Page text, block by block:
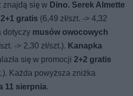
znajdą się w Dino. Serek Almette
2+1 gratis (6,49 zł/szt. -> 4,32
dotyczy musów owocowych
-> 2,30 zł/szt.). Kanapka
się w promocji2+2 gratis
Każda powyższa zniżka
11 sierpnia.